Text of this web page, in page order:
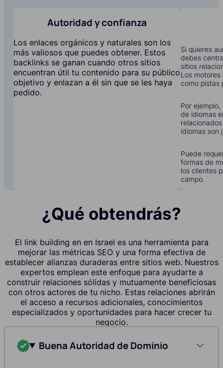
Autoridad y confianza
Los enlaces orgánicos y naturales son los
más valiosos que puedes obtener. Estos
backlinks se ganan cuando otros sitios
encuentran útil tu contenido para su público
objetivo y enlazan a él sin que se les haya
pedido.
Si quieres
debes
sitios
Los
como pistas
Por
de idiomas
idiomas son
Puede
formas de
los clientes
campo.
¿Qué obtendrás?
El link building en en Israel es una herramienta para
mejorar las métricas SEO y una forma efectiva de
establecer alianzas duraderas entre sitios web. Nuestros
expertos emplean este enfoque para ayudarte a
construir relaciones sólidas y mutuamente beneficiosas
con otros actores de tu nicho. Estas relaciones abrirán
el acceso a recursos adicionales, conocimientos
especializados y oportunidades para hacer crecer tu
negocio.
Buena Autoridad de Dominio